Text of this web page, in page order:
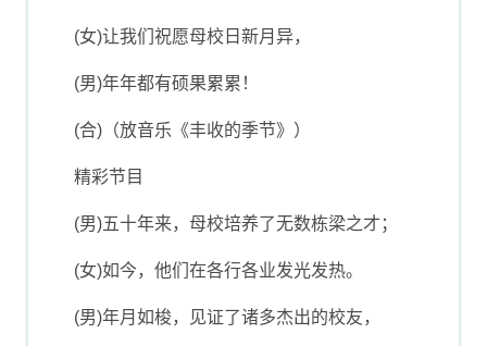
(女)让我们祝愿母校日新月异，
(男)年年都有硕果累累！
(合)（放音乐《丰收的季节》）
精彩节目
(男)五十年来，母校培养了无数栋梁之才；
(女)如今，他们在各行各业发光发热。
(男)年月如梭，见证了诸多杰出的校友，